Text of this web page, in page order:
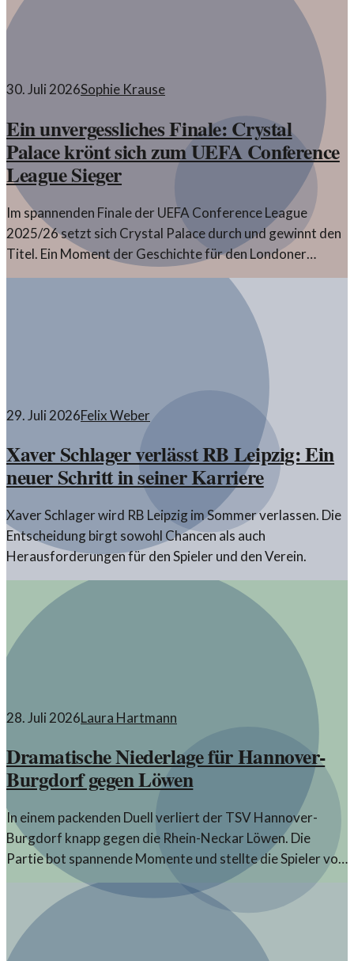
30. Juli 2026Sophie Krause
Ein unvergessliches Finale: Crystal
Palace krönt sich zum UEFA Conference
League Sieger
Im spannenden Finale der UEFA Conference League
2025/26 setzt sich Crystal Palace durch und gewinnt den
Titel. Ein Moment der Geschichte für den Londoner
Verein.
29. Juli 2026Felix Weber
Xaver Schlager verlässt RB Leipzig: Ein
neuer Schritt in seiner Karriere
Xaver Schlager wird RB Leipzig im Sommer verlassen. Die
Entscheidung birgt sowohl Chancen als auch
Herausforderungen für den Spieler und den Verein.
28. Juli 2026Laura Hartmann
Dramatische Niederlage für Hannover-
Burgdorf gegen Löwen
In einem packenden Duell verliert der TSV Hannover-
Burgdorf knapp gegen die Rhein-Neckar Löwen. Die
Partie bot spannende Momente und stellte die Spieler vor
große Herausforderungen.